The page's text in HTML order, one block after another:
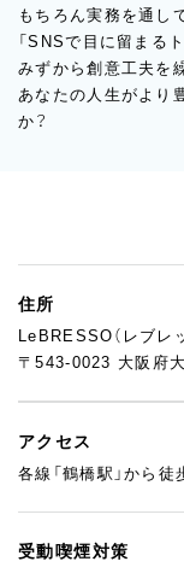
もちろん実務を通し
「SNSで目に留まる
みずから創意工夫を
あなたの人生がより
か？
住所
LeBRESSO（レブレ
〒543-0023 大阪府
アクセス
各線「鶴橋駅」から徒
受動喫煙対策